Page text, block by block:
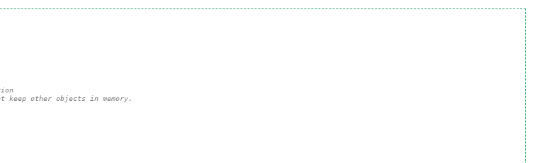
other objects in memory.